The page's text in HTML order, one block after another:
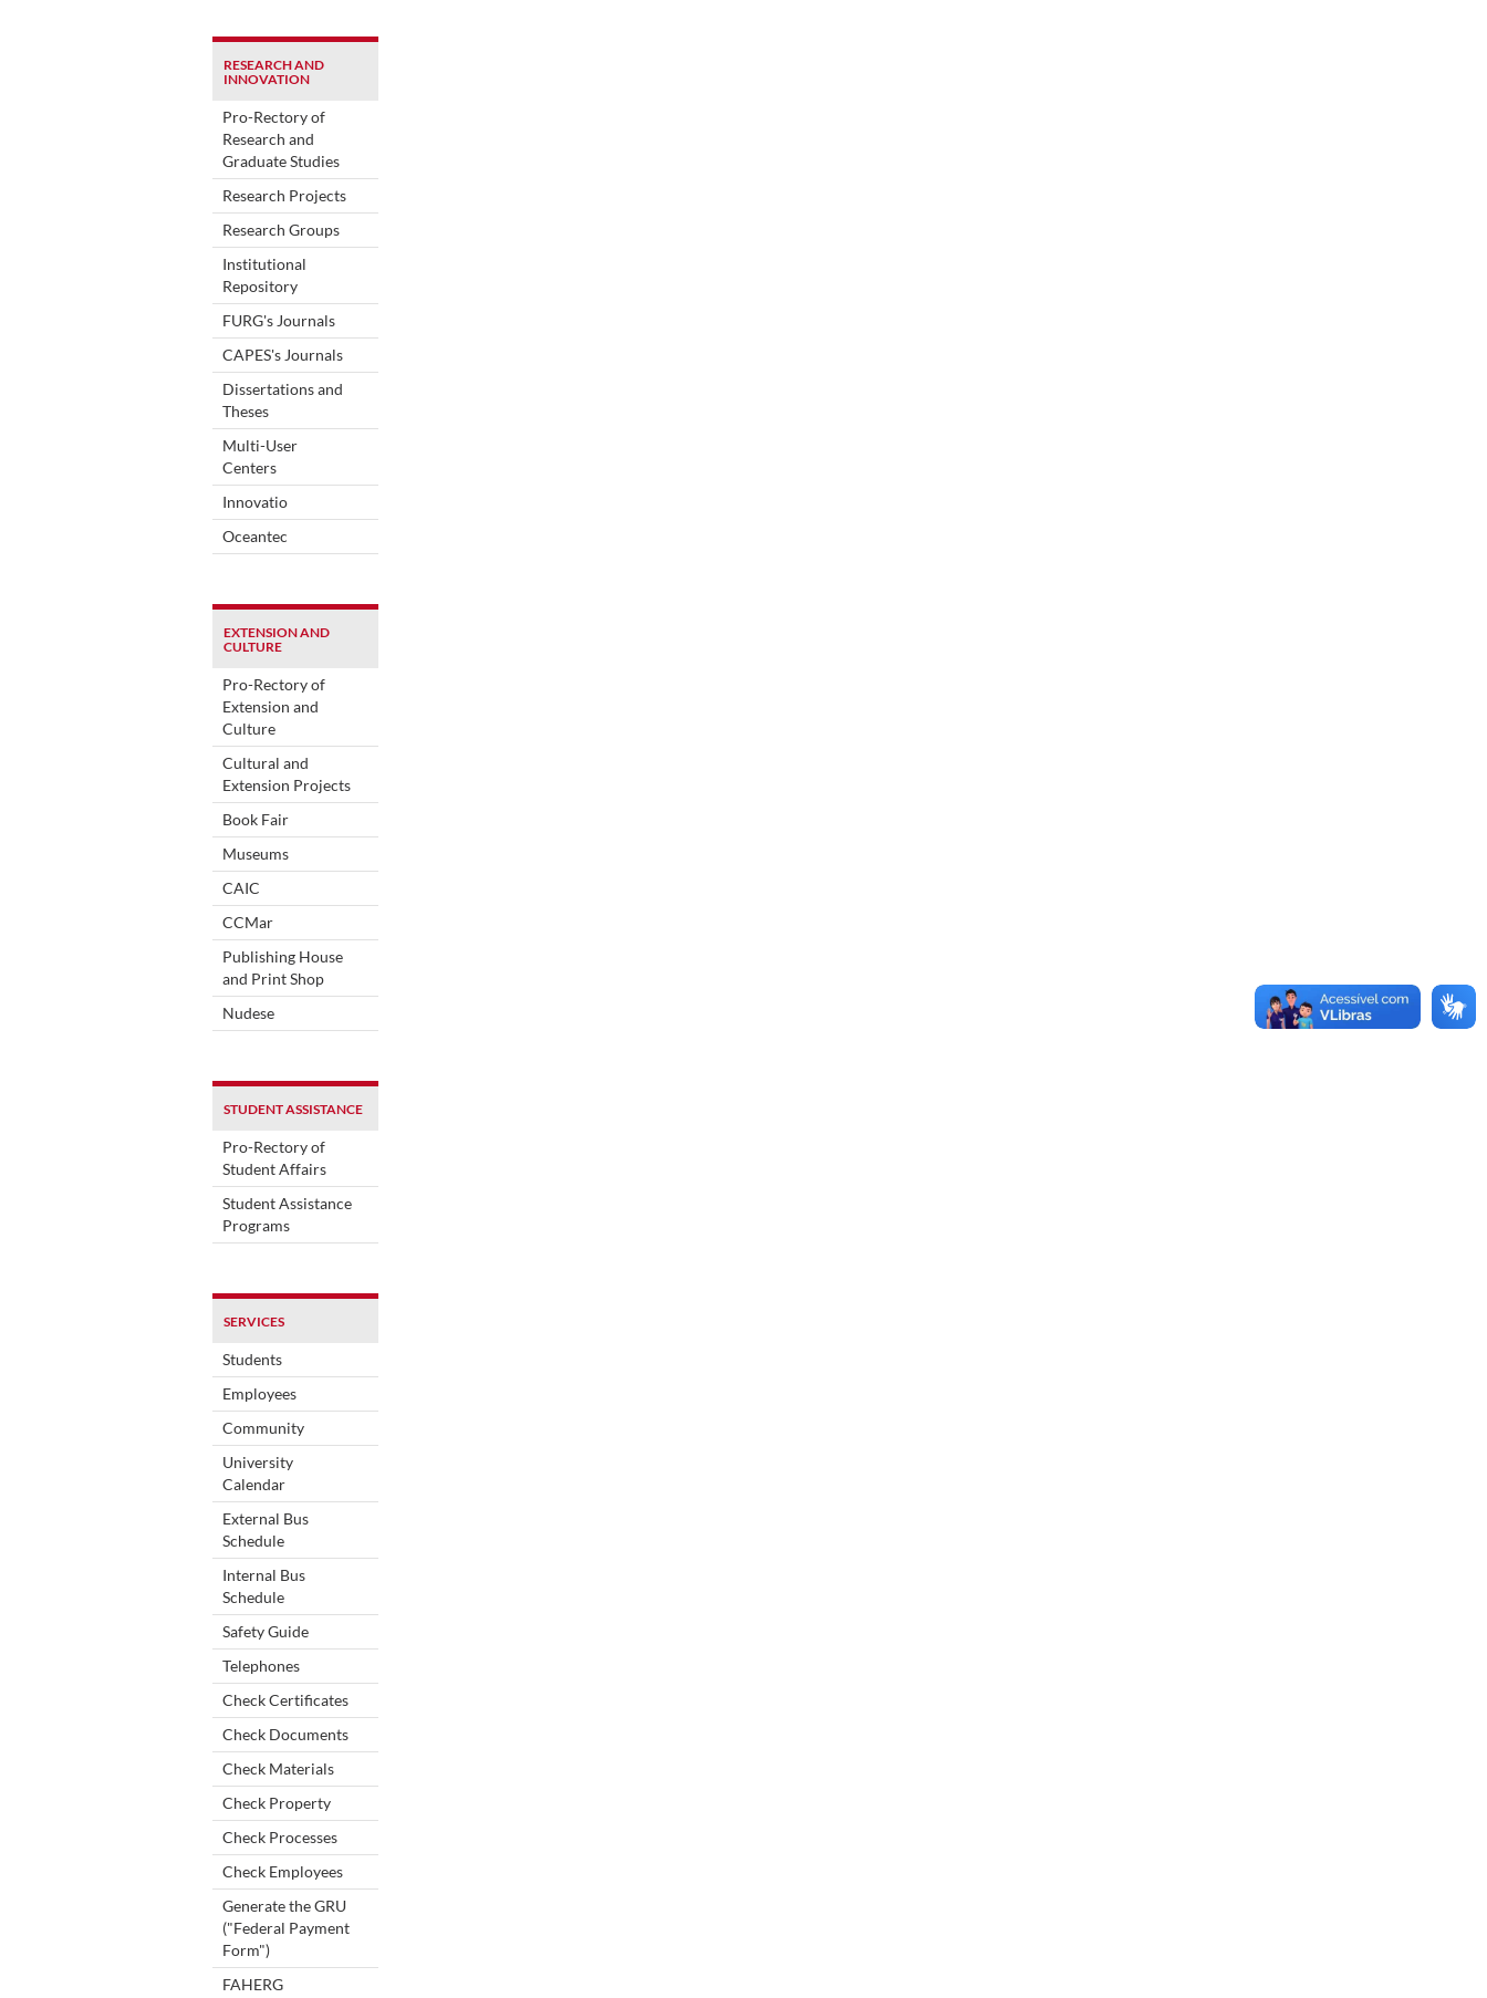
RESEARCH AND
INNOVATION
Pro-Rectory of
Research and
Graduate Studies
Research Projects
Research Groups
Institutional
Repository
FURG's Journals
CAPES's Journals
Dissertations and
Theses
Multi-User
Centers
Innovatio
Oceantec
EXTENSION AND
CULTURE
Pro-Rectory of
Extension and
Culture
Cultural and
Extension Projects
Book Fair
Museums
CAIC
CCMar
Publishing House
and Print Shop
Nudese
STUDENT ASSISTANCE
Pro-Rectory of
Student Affairs
Student Assistance
Programs
SERVICES
Students
Employees
Community
University
Calendar
External Bus
Schedule
Internal Bus
Schedule
Safety Guide
Telephones
Check Certificates
Check Documents
Check Materials
Check Property
Check Processes
Check Employees
Generate the GRU
("Federal Payment
Form")
FAHERG